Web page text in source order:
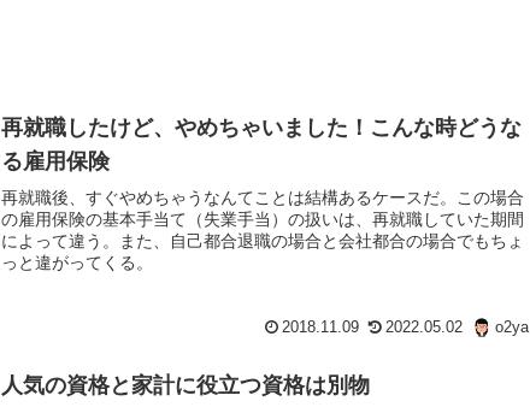
再就職したけど、やめちゃいました！こんな時どうな
る雇用保険
再就職後、すぐやめちゃうなんてことは結構あるケースだ。この場合
の雇用保険の基本手当て（失業手当）の扱いは、再就職していた期間
によって違う。また、自己都合退職の場合と会社都合の場合でもちょ
っと違がってくる。
2018.11.09 2022.05.02 o2ya
人気の資格と家計に役立つ資格は別物